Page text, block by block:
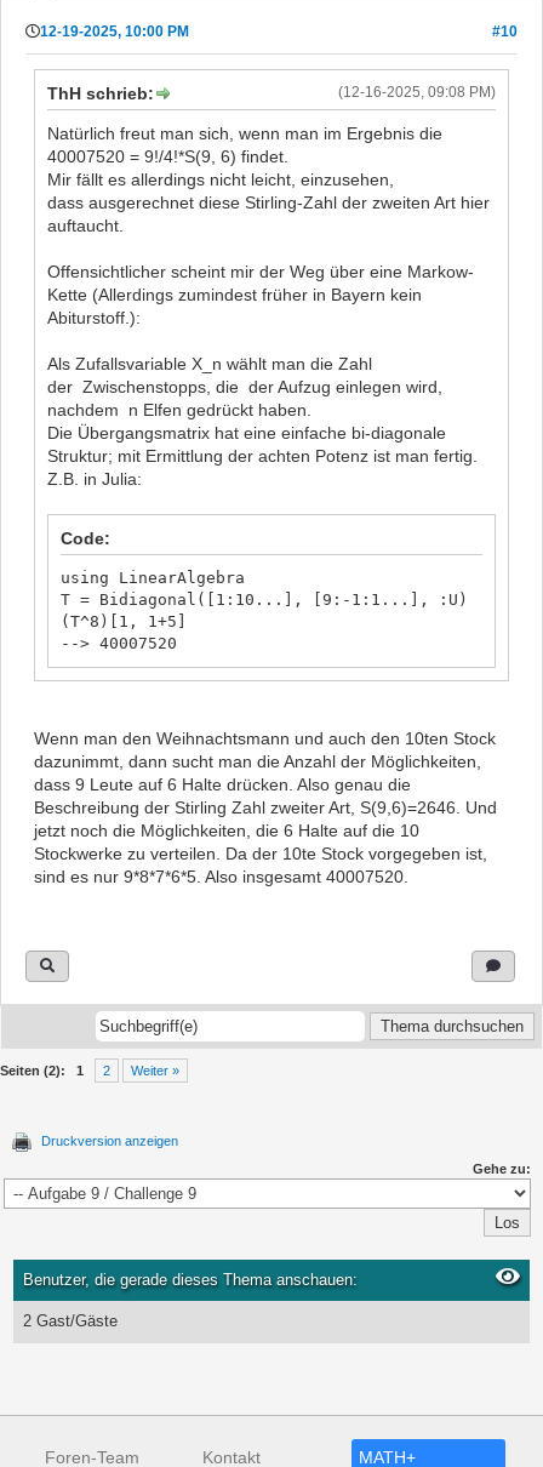
12-19-2025, 10:00 PM #10
(12-16-2025, 09:08 PM)
ThH schrieb:
Natürlich freut man sich, wenn man im Ergebnis die
40007520 = 9!/4!*S(9, 6) findet.
Mir fällt es allerdings nicht leicht, einzusehen,
dass ausgerechnet diese Stirling-Zahl der zweiten Art hier
auftaucht.
Offensichtlicher scheint mir der Weg über eine Markow-
Kette (Allerdings zumindest früher in Bayern kein
Abiturstoff.):
Als Zufallsvariable X_n wählt man die Zahl
der Zwischenstopps, die der Aufzug einlegen wird,
nachdem n Elfen gedrückt haben.
Die Übergangsmatrix hat eine einfache bi-diagonale
Struktur; mit Ermittlung der achten Potenz ist man fertig.
Z.B. in Julia:
Code:
using LinearAlgebra
T = Bidiagonal([1:10...], [9:-1:1...], :U)
(T^8)[1, 1+5]
--> 40007520
Wenn man den Weihnachtsmann und auch den 10ten Stock
dazunimmt, dann sucht man die Anzahl der Möglichkeiten,
dass 9 Leute auf 6 Halte drücken. Also genau die
Beschreibung der Stirling Zahl zweiter Art, S(9,6)=2646. Und
jetzt noch die Möglichkeiten, die 6 Halte auf die 10
Stockwerke zu verteilen. Da der 10te Stock vorgegeben ist,
sind es nur 9*8*7*6*5. Also insgesamt 40007520.
Seiten (2): 1 2 Weiter »
Druckversion anzeigen
Gehe zu:
Benutzer, die gerade dieses Thema anschauen:
2 Gast/Gäste
Foren-Team Kontakt MATH+